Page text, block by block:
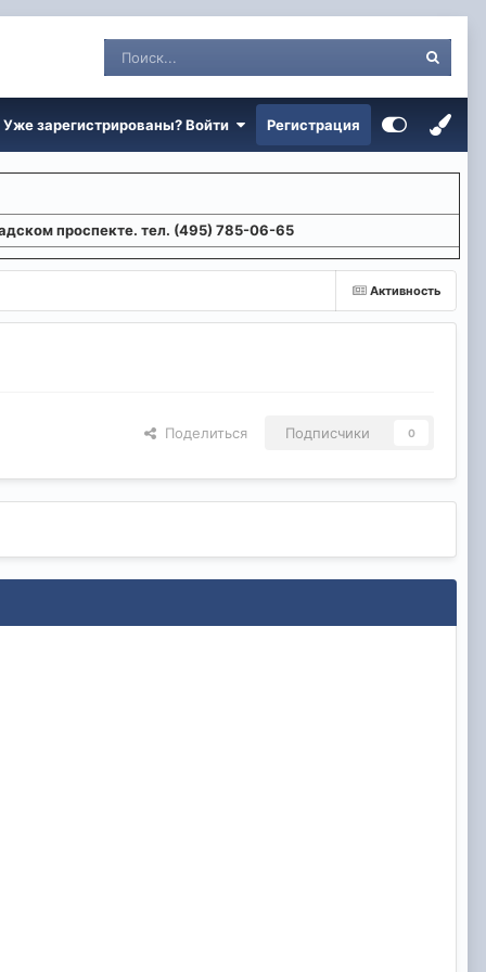
Уже зарегистрированы? Войти Регистрация
проспекте. тел. (495) 785-06-65
Активность
Поделиться Подписчики 0